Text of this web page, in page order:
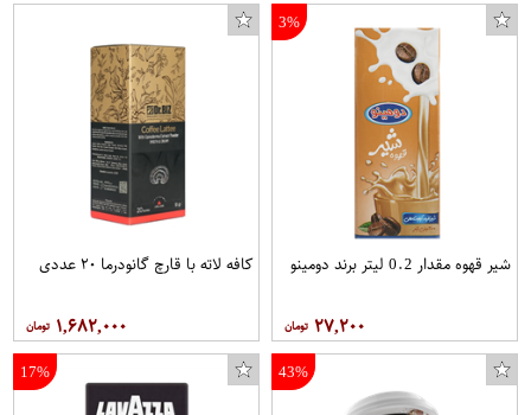
3%
شیر قهوه مقدار 0.2 لیتر برند دومینو
۲۷,۲۰۰
کافه لاته با قارچ گانودرما ۲۰ عددی
۱,۶۸۲,۰۰۰
43%
17%